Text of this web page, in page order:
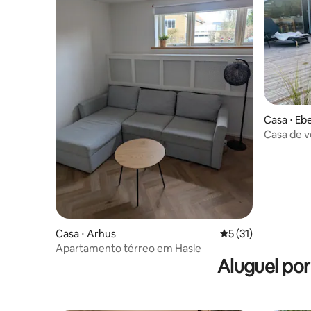
Casa ⋅ Arhus 5 de uma avaliação
5 (31)
Apartamento térreo em Hasle
Casa ⋅
Casa de
Aluguel